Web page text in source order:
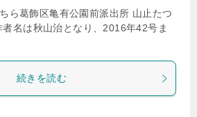
ら葛飾区亀有公園前派出所 山止たつ
名は秋山治となり、2016年42号ま
続きを読む